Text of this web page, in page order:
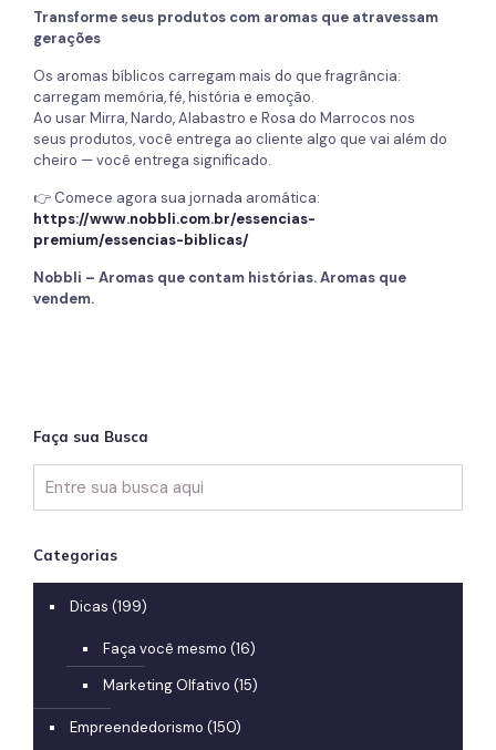
Transforme seus produtos com aromas que atravessam
gerações
Os aromas bíblicos carregam mais do que fragrância:
carregam memória, fé, história e emoção.
Ao usar Mirra, Nardo, Alabastro e Rosa do Marrocos nos
seus produtos, você entrega ao cliente algo que vai além do
cheiro — você entrega significado.
👉 Comece agora sua jornada aromática:
https://www.nobbli.com.br/essencias-
premium/essencias-biblicas/
Nobbli – Aromas que contam histórias. Aromas que
vendem.
Faça sua Busca
Categorias
Dicas (199)
Faça você mesmo (16)
Marketing Olfativo (15)
Empreendedorismo (150)